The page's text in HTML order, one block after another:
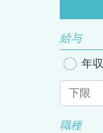
給与
年収
職種